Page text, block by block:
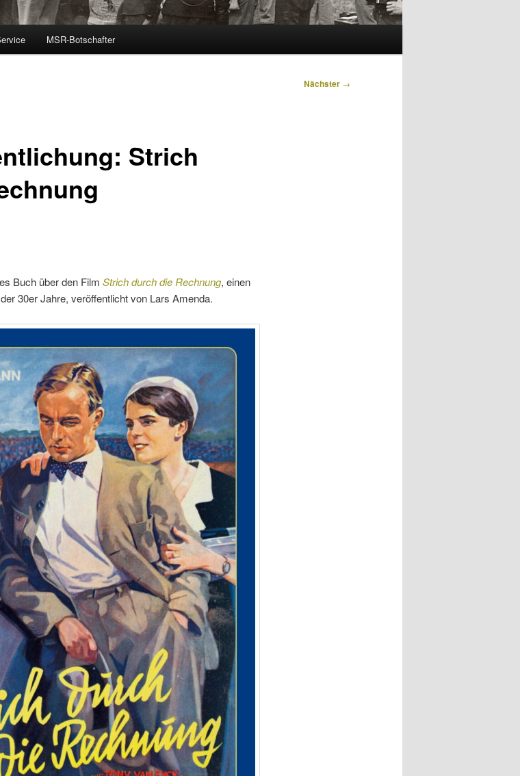
MSR-Botschafter
Nächster →
Strich
Buch über den Film Strich durch die Rechnung, einen
30er Jahre, veröffentlicht von Lars Amenda.